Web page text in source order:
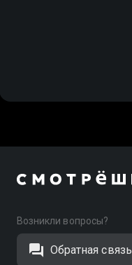
Возникли вопросы?
Обратная связь